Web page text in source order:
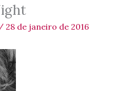
/ 28 de janeiro de 2016